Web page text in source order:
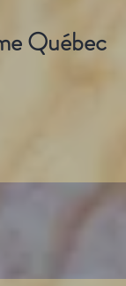
Québec